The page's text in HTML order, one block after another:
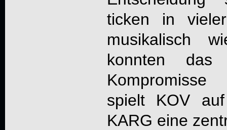
ticken in
musikalisch
konnten
spielt KOV
KARG eine